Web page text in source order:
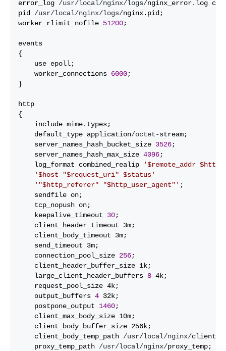
error_log /usr/local/nginx/logs/nginx_error.log
pid /usr/local/nginx/logs/nginx.pid;
worker_rlimit_nofile 51200;
events
{
    use epoll;
    worker_connections
6000;
}
http
{
    include mime.types;
    default_type application
/octet-stream;
    server_names_hash_bucket_size
3526;
    server_names_hash_max_size
4096;
    log_format combined_realip
' $remote_addr
' $host "$request_uri" $status '
' "$http_referer" "$http_user_agent" ' ;
    sendfile on;
    tcp_nopush on;
    keepalive_timeout
30;
    client_header_timeout 3m;
    client_body_timeout 3m;
    send_timeout 3m;
    connection_pool_size
256;
    client_header_buffer_size 1k;
    large_client_header_buffers
8 4k;
    request_pool_size 4k;
    output_buffers
4 32k;
    postpone_output
1460;
    client_max_body_size 10m;
    client_body_buffer_size 256k;
    client_body_temp_path
/usr/local/nginx/
    proxy_temp_path
/usr/local/nginx/proxy_temp;